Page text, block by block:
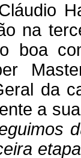
na
boa
da
a